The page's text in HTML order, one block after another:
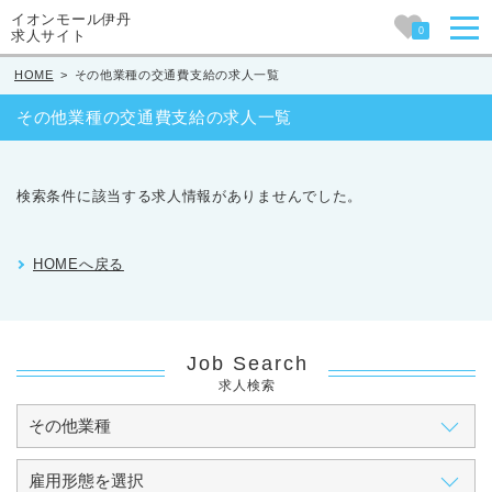
イオンモール伊丹
求人サイト
0
HOME > その他業種の交通費支給の求人一覧
その他業種の交通費支給の求人一覧
検索条件に該当する求人情報がありませんでした。
HOMEへ戻る
Job Search
求人検索